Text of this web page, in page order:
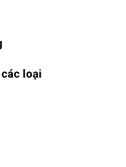
loại